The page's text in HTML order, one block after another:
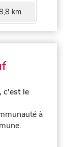
km
c'est le
à